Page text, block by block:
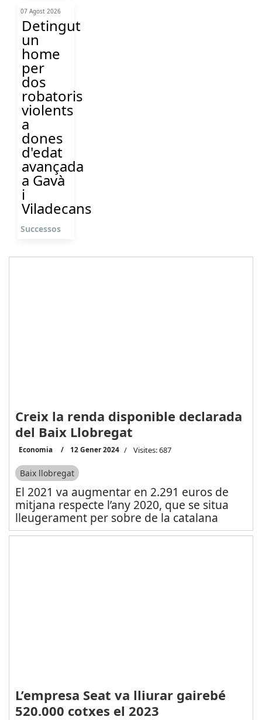
07 Agost 2026
Detingut
un
home
per
dos
robatoris
violents
a
dones
d'edat
avançada
a Gavà
i
Viladecans
Successos
Creix la renda disponible declarada
del Baix Llobregat
Economia 12 Gener 2024 Visites: 687
Baix llobregat
El 2021 va augmentar en 2.291 euros de
mitjana respecte l’any 2020, que se situa
lleugerament per sobre de la catalana
L’empresa Seat va lliurar gairebé
520.000 cotxes el 2023